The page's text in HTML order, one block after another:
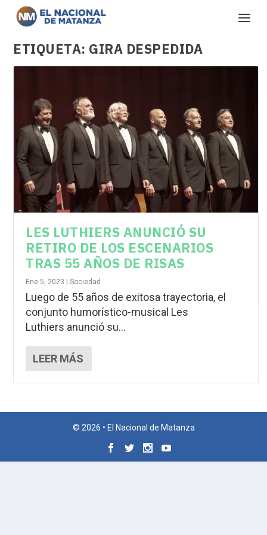
ETIQUETA: GIRA DESPEDIDA
LES LUTHIERS ANUNCIÓ SU
RETIRO DE LOS ESCENARIOS
TRAS 55 AÑOS DE RISAS
Ene 5, 2023 |Sociedad
Luego de 55 años de exitosa trayectoria, el
conjunto humorístico-musical Les
Luthiers anunció su...
LEER MÁS
© 2026 • El Nacional de Matanza